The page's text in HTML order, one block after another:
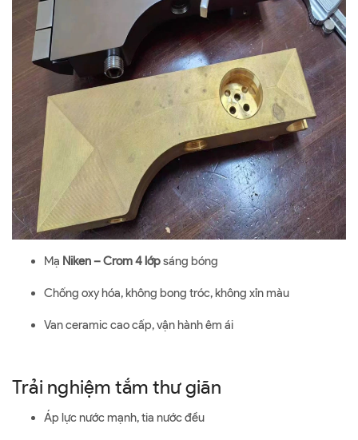
Mạ Niken – Crom 4 lớpsáng bóng
Chống oxy hóa, không bong tróc, không xỉn màu
Van ceramic cao cấp, vận hành êm ái
Trải nghiệm tắm thư giãn
Áp lực nước mạnh, tia nước đều